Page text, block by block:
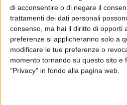
di acconsentire o di negare il
trattamenti dei dati personali
consenso, ma hai il diritto di opporti
preferenze si applicheranno solo a
modificare le tue preferenze o
momento tornando su questo sito e
"Privacy" in fondo alla pagina web.
MARGHERITA - 8 FEBBRAIO
#CarnevaleCoratino,
PUGLIA - 6 FEBBRAIO 2016